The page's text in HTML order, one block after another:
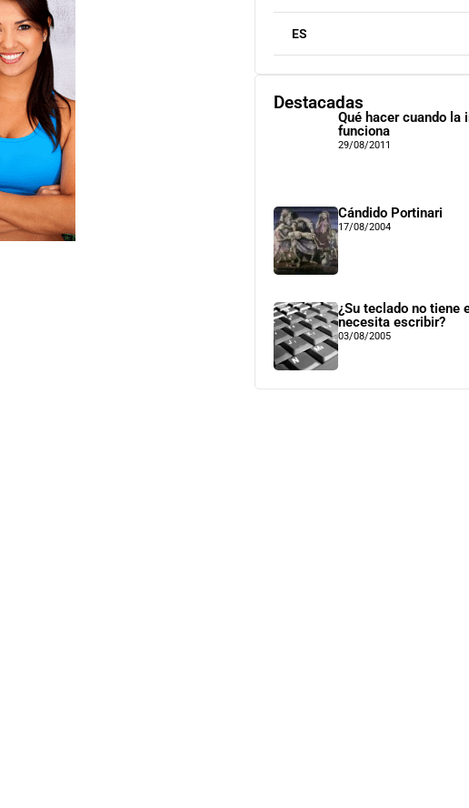
ES
Destacadas
Qué hacer cuando la
funciona
29/08/2011
Cándido Portinari
17/08/2004
¿Su teclado no tiene
necesita escribir?
03/08/2005